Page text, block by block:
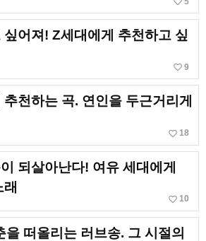
어져! Z세대에게 추천하고 싶
favorite_border 9
천하는 곡. 연인을 두근거리게
favorite_border 18
되살아난다! 여유 세대에게
favorite_border 10
을 떠올리는 러브송. 그 시절의